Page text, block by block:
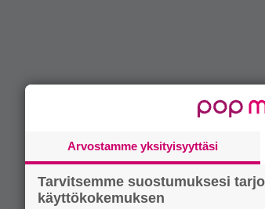
Arvostamme yksityisyyttäsi
Tarvitsemme suostumuksesi
käyttökokemuksen